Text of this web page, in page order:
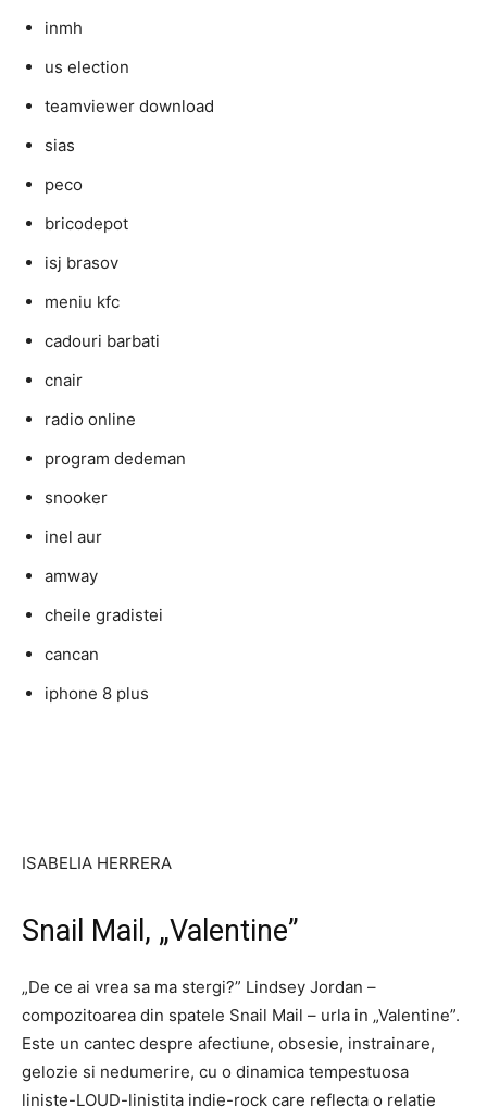
inmh
us election
teamviewer download
sias
peco
bricodepot
isj brasov
meniu kfc
cadouri barbati
cnair
radio online
program dedeman
snooker
inel aur
amway
cheile gradistei
cancan
iphone 8 plus
ISABELIA HERRERA
Snail Mail, „Valentine”
„De ce ai vrea sa ma stergi?” Lindsey Jordan –
compozitoarea din spatele Snail Mail – urla in „Valentine”.
Este un cantec despre afectiune, obsesie, instrainare,
gelozie si nedumerire, cu o dinamica tempestuosa
liniste-LOUD-linistita indie-rock care reflecta o relatie